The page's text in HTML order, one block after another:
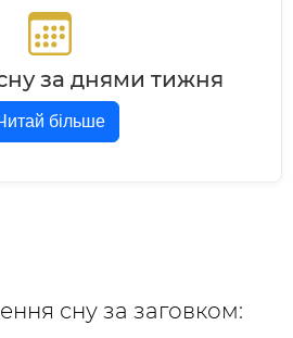
за днями тижня
більше
сну за заговком: